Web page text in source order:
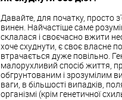
Давайте, для початку, просто
винен. Найчастіше саме
склалася і своєчасно вжити
хоче схуднути, є своє власне
втрачається дуже повільно.
малорухливий спосіб життя,
обгрунтованим і зрозумілим
ваги, в більшості випадків,
організмі (крім генетичної